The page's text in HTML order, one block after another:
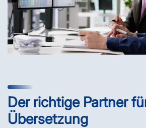
Der richtige Partner
Übersetzung